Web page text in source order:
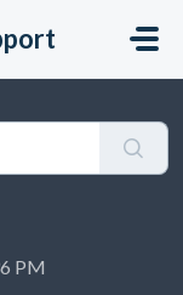
PM